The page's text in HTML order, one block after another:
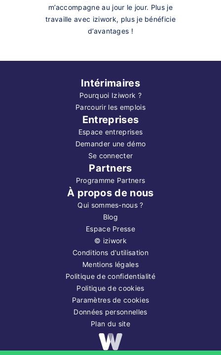
m’accompagne au jour le jour. Plus je
travaille avec iziwork, plus je bénéficie
d’avantages !
Intérimaires
Pourquoi Iziwork ?
Parcourir les emplois
Entreprises
Espace entreprises
Demander une démo
Se connecter
Partners
Programme Partners
À propos de nous
Qui sommes-nous ?
Blog
Espace Presse
© iziwork
Conditions d'utilisation
Mentions légales
Politique de confidentialité
Politique de cookies
Paramètres de cookies
Données personnelles
Plan du site